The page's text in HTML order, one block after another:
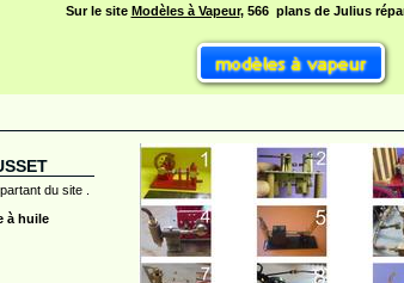
Sur le site Modèles à Vapeur, 566 plans de Julius
du site .
à huile